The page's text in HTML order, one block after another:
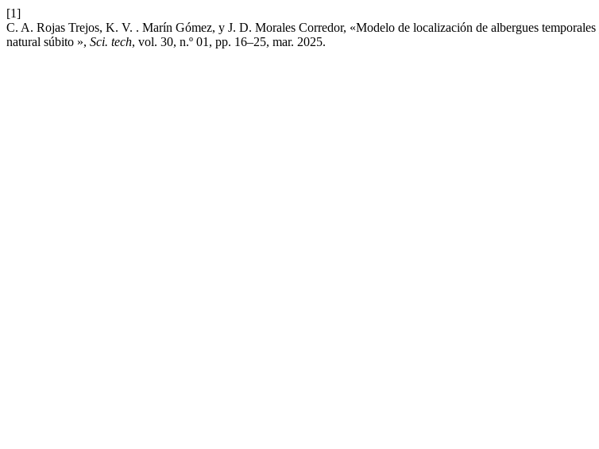
[1]
C. A. Rojas Trejos, K. V. . Marín Gómez, y J. D. Morales Corredor, «Modelo de localización de albergues
natural súbito », Sci. tech, vol. 30, n.º 01, pp. 16–25, mar. 2025.